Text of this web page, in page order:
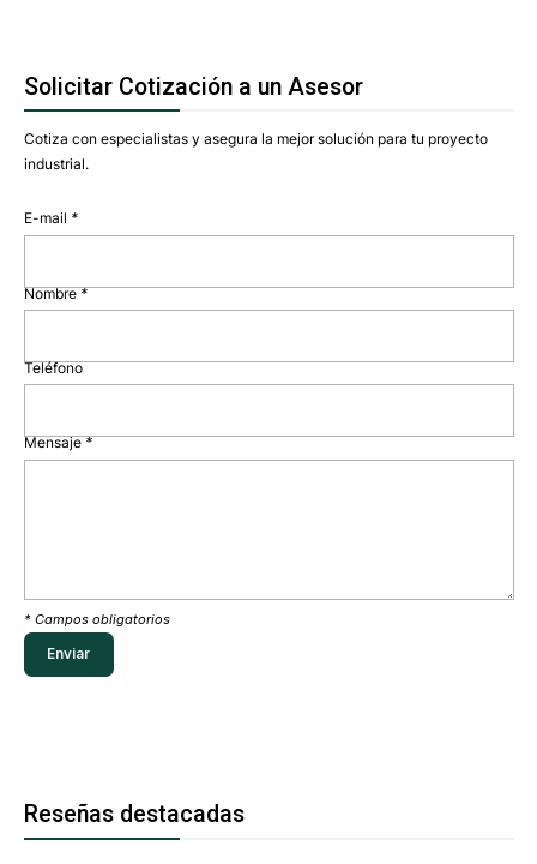
Solicitar Cotización a un Asesor
Cotiza con especialistas y asegura la mejor solución para tu proyecto
industrial.
E-mail *
Nombre*
Teléfono
Mensaje *
* Campos obligatorios
Reseñas destacadas